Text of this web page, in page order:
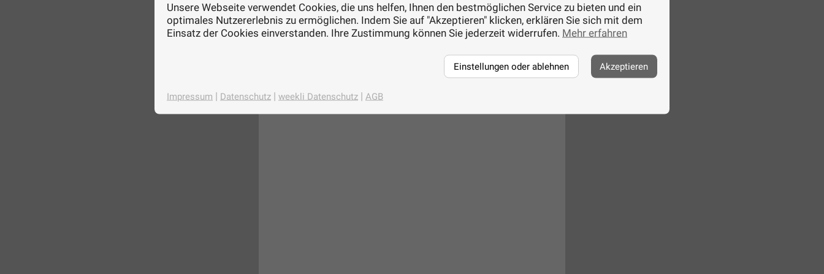
Unsere Webseite verwendet Cookies, die uns helfen, Ihnen den bestmöglichen Service zu bieten und ein
optimales Nutzererlebnis zu ermöglichen. Indem Sie auf "Akzeptieren" klicken, erklären Sie sich mit dem
Einsatz der Cookies einverstanden. Ihre Zustimmung können Sie jederzeit widerrufen. Mehr erfahren
Einstellungen oder ablehnen Akzeptieren
Impressum | Datenschutz | weekli Datenschutz | AGB